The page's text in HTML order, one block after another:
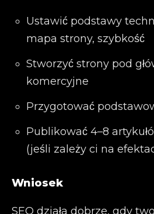
Ustawić podstawy
mapa strony, szybkość
Stworzyć strony pod
komercyjne
Przygotować
Publikować 4–8
(jeśli zależy ci na
Wniosek
SEO działa dobrze, gdy